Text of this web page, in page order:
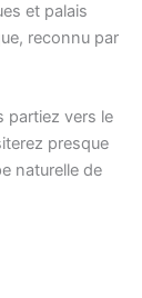
et palais
reconnu par
partiez vers le
presque
naturelle de